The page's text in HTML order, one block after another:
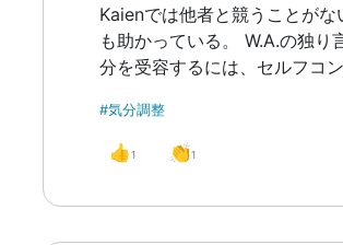
Kaienでは他者と競うことがな
も助かっている。 W.A.の独り言 ダメな自
分を受容するには、セルフコ
は、「自分は誰よりもすごい！
信じ込ませることよりかは、
#気分調整
👍1 👏1